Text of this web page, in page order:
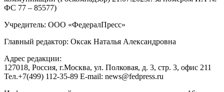
ФС 77 – 85577)
Учредитель: ООО «ФедералПресс»
Главный редактор: Оксак Наталья Александровна
Адрес редакции:
127018, Россия, г.Москва, ул. Полковая, д. 3, стр. 3, офис 211
Тел.+7(499) 112-35-89 E-mail: news@fedpress.ru